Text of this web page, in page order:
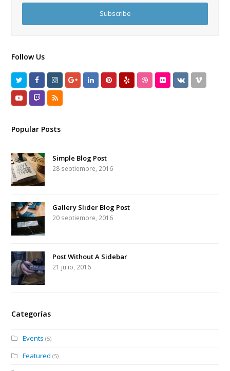
address
Subscribe
Follow Us
TwitterFacebookInstagramGooglePlus
LinkedInPinterestYelp DribbbleFlickrVK Vimeo
YoutubeTwitchRSS
Popular Posts
Simple Blog Post
28 septiembre, 2016
Gallery Slider Blog Post
20 septiembre, 2016
Post Without A Sidebar
21 julio, 2016
Categorías
Events (5)
Featured (5)